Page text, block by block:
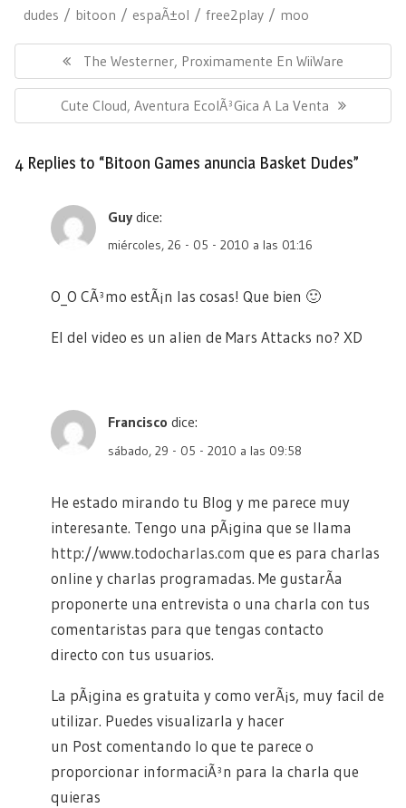
dudes
bitoon espaÃ±ol free2play moo
entradas
Previous
Post:
The Westerner, Proximamente En WiiWare
Next
Post:
Cute Cloud, Aventura EcolÃ³gica A La Venta
4 Replies to “Bitoon Games anuncia Basket Dudes”
Guy dice:
miércoles, 26 - 05 - 2010 a las 01:16
O_O CÃ³mo estÃ¡n las cosas! Que bien 🙂
El del video es un alien de Mars Attacks no? XD
Francisco dice:
sábado, 29 - 05 - 2010 a las 09:58
He estado mirando tu Blog y me parece muy
interesante. Tengo una pÃ¡gina que se llama
http://www.todocharlas.com que es para charlas
online y charlas programadas. Me gustarÃ­a
proponerte una entrevista o una charla con tus
comentaristas para que tengas contacto
directo con tus usuarios.
La pÃ¡gina es gratuita y como verÃ¡s, muy facil de
utilizar. Puedes visualizarla y hacer
un Post comentando lo que te parece o
proporcionar informaciÃ³n para la charla que
quieras